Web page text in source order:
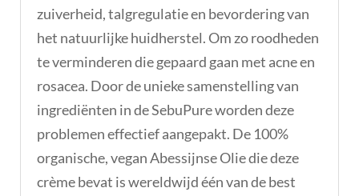
zuiverheid, talgregulatie en bevordering van
het natuurlijke huidherstel. Om zo roodheden
te verminderen die gepaard gaan met acne en
rosacea. Door de unieke samenstelling van
ingrediënten in de SebuPure worden deze
problemen effectief aangepakt. De 100%
organische, vegan Abessijnse Olie die deze
crème bevat is wereldwijd één van de best